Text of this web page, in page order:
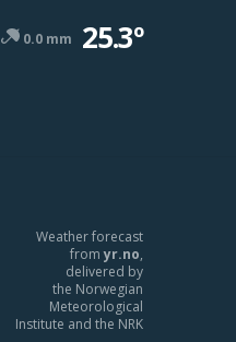
0.0 mm 25.3º
Weather forecast
fromyr.no,
delivered by
the Norwegian
Meteorological
Institute and the NRK